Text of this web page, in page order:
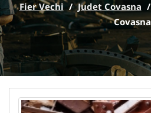
Fier Vechi / Judet Covasna /
Covasna